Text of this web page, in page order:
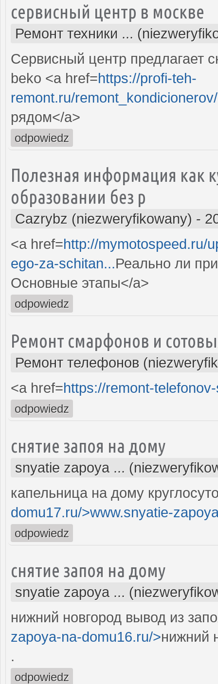
сервисный центр в москве
Ремонт техники ...
Сервисный центр предлагает
beko <a href=https://profi-teh-
remont.ru/
рядом</a>
odpowiedz
Полезная информация как
образовании без р
Cazrybz (niezweryfikowany) -
<a href=http://mymotospeed.ru/
ego-za-schitan...Реально ли
Основные этапы</a>
odpowiedz
Ремонт смарфонов и
Ремонт телефонов
<a href=https://remont-
odpowiedz
снятие запоя на дому
snyatie zapoya ...
капельница на дому
domu17.ru/>www.snyatie-
odpowiedz
снятие запоя на дому
snyatie zapoya ...
нижний новгород вывод из
zapoya-na-domu16.ru/>нижний
.
odpowiedz